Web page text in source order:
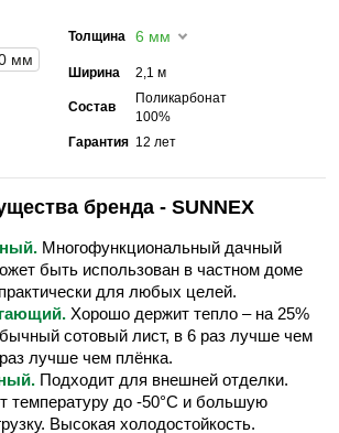
мм
Толщина 6 мм
Ширина 2,1 м
Состав
Поликарбонат
100%
Гарантия 12 лет
бренда - SUNNEX
Многофункциональный дачный
быть использован в частном доме
для любых целей.
Хорошо держит тепло – на 25%
сотовый лист, в 6 раз лучше чем
лучше чем плёнка.
Подходит для внешней отделки.
температуру до -50°С и большую
Высокая холодостойкость.